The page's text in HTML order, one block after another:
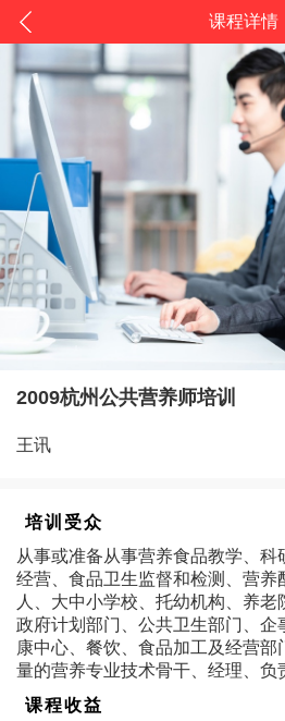
课程详情
2009杭州公共营养师培训
王讯
培训受众
从事或准备从事营养食品教学、
经营、食品卫生监督和检测、营养
人、大中小学校、托幼机构、养老
政府计划部门、公共卫生部门、企
康中心、餐饮、食品加工及经营
量的营养专业技术骨干、经理、负
课程收益